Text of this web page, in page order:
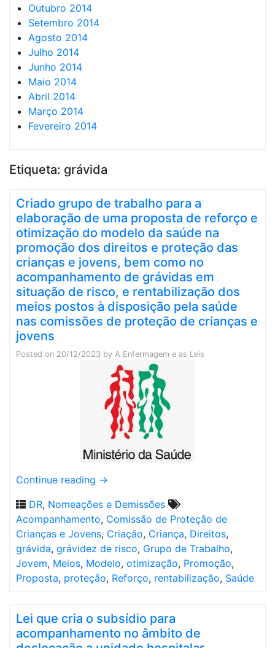
Outubro 2014
Setembro 2014
Agosto 2014
Julho 2014
Junho 2014
Maio 2014
Abril 2014
Março 2014
Fevereiro 2014
Etiqueta: grávida
Criado grupo de trabalho para a
elaboração de uma proposta de reforço e
otimização do modelo da saúde na
promoção dos direitos e proteção das
crianças e jovens, bem como no
acompanhamento de grávidas em
situação de risco, e rentabilização dos
meios postos à disposição pela saúde
nas comissões de proteção de crianças e
jovens
Posted on 20/12/2023 by A Enfermagem e as Leis
Continue reading →
DR, Nomeações e Demissões
Acompanhamento, Comissão de Proteção de
Crianças e Jovens, Criação, Criança, Direitos,
grávida, grávidez de risco, Grupo de Trabalho,
Jovem, Meios, Modelo, otimização, Promoção,
Proposta, proteção, Reforço, rentabilização, Saúde
Lei que cria o subsídio para
acompanhamento no âmbito de